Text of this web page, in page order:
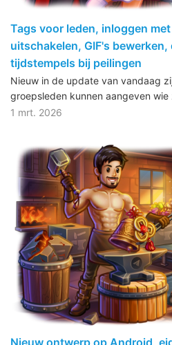
Tags voor leden, inloggen
uitschakelen, GIF's
tijdstempels bij peilingen
Nieuw in de update van vandaag
groepsleden kunnen aangeven
1 mrt. 2026